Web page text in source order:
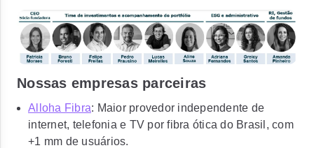
Nossas empresas parceiras
Alloha Fibra: Maior provedor independente de
internet, telefonia e TV por fibra ótica do Brasil, com
+1 mm de usuários.